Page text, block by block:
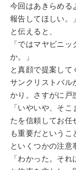
今回はあきらめる
報告してほしい。」
と伝えると、
「ではマヤビニ
か。」
と真顔で提案して
サンクリストバル
かり。さすがに戸
「いやいや、そ
たを信頼してお任
も重要だというこ
といくつかの注意
「わかった。そ